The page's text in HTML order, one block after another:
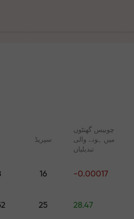
سپریڈ
چوبیس گھنٹوں
میں ہونے والی
تبدیلیاں
16 -0.00017
25 28.47
روزانہ کی پیش گوئیاں